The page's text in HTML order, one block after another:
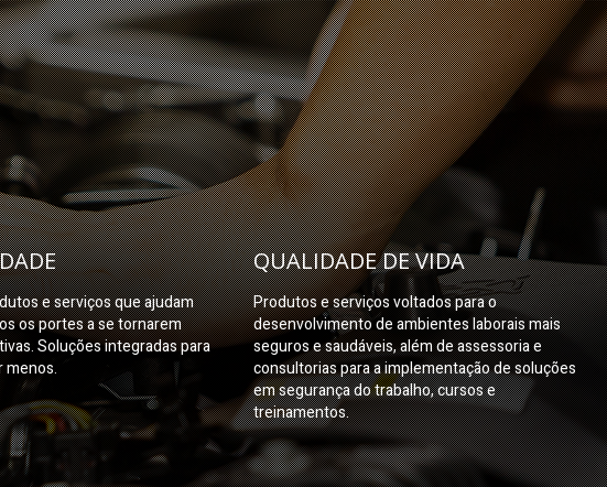
e serviços que ajudam
os portes a se tornarem
Soluções integradas para
menos.
QUALIDADE DE VIDA
Produtos e serviços voltados para o
desenvolvimento de ambientes laborais mais
seguros e saudáveis, além de assessoria e
consultorias para a implementação de soluções
em segurança do trabalho, cursos e
treinamentos.